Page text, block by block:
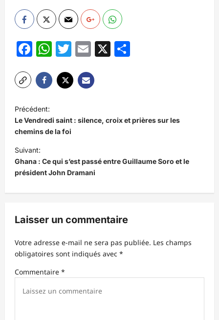
Facebook
WhatsApp
Twitter
Email
X
a
v
i
g
a
t
o
n
d
’
Précédent:
Le Vendredi saint : silence, croix et prières sur les
chemins de la foi
Suivant:
Ghana : Ce qui s’est passé entre Guillaume Soro et le
président John Dramani
Laisser un commentaire
Votre adresse e-mail ne sera pas publiée. Les champs
obligatoires sont indiqués avec *
Commentaire *